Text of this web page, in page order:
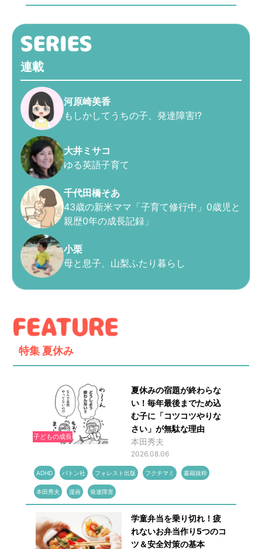
連載
河原崎美香
もしかしてうちの子、発達障害!?
大井ミサコ
ゆる英語子育て
千代田橋そあ
43歳の新米ママ「子育て修行中」0歳児と
親歴0年の成長記録」
小栗
母と息子、山梨ふたり暮らし
特集 夏休み
子どもの成長
夏休みの宿題が終わらな
い！毎年最後までため込
む子に「コツコツやりな
さい」が無駄な理由
本田秀夫
2026.08.06
ADHD バトン社 フォレスト出版 フクチマミ 書籍抜粋
本田秀夫 漫画 発達障害
学童弁当を乗り切れ！疲
れないお弁当作り5つのコ
ツ＆安全対策の基本